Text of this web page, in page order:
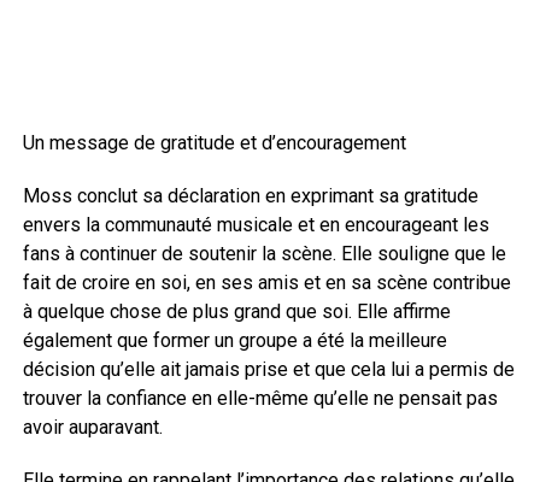
Un message de gratitude et d’encouragement
Moss conclut sa déclaration en exprimant sa gratitude
envers la communauté musicale et en encourageant les
fans à continuer de soutenir la scène. Elle souligne que le
fait de croire en soi, en ses amis et en sa scène contribue
à quelque chose de plus grand que soi. Elle affirme
également que former un groupe a été la meilleure
décision qu’elle ait jamais prise et que cela lui a permis de
trouver la confiance en elle-même qu’elle ne pensait pas
avoir auparavant.